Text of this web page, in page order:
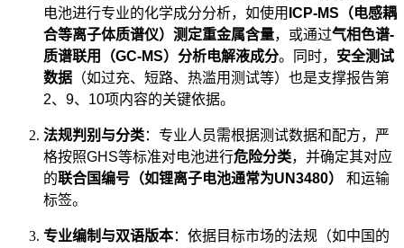
电池进行专业的化学成分分析，如使用 ICP-MS（电感耦
合等离子体质谱仪）测定重金属含量，或通过气相色谱-
质谱联用（GC-MS）分析电解液成分。同时， 安全测试
数据 （如过充、短路、热滥用测试等）也是支撑报告第
2、9、10项内容的关键依据。
法规判别与分类：专业人员需根据测试数据和配方，严
格按照GHS等标准对电池进行危险分类，并确定其对应
的联合国编号（如锂离子电池通常为UN3480）
和运输
标签。
专业编制与双语版本：依据目标市场的法规（如中国的